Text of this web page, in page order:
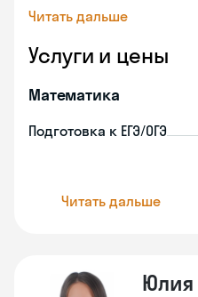
Читать дальше
Услуги и цены
Математика
Подготовка к ЕГЭ/ОГЭ
Читать дальше
Юлия